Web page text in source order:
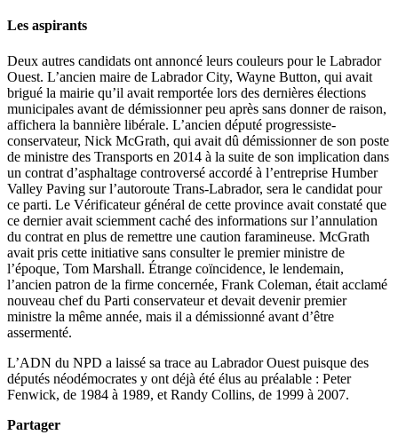
Les aspirants
Deux autres candidats ont annoncé leurs couleurs pour le Labrador
Ouest. L’ancien maire de Labrador City, Wayne Button, qui avait
brigué la mairie qu’il avait remportée lors des dernières élections
municipales avant de démissionner peu après sans donner de raison,
affichera la bannière libérale. L’ancien député progressiste-
conservateur, Nick McGrath, qui avait dû démissionner de son poste
de ministre des Transports en 2014 à la suite de son implication dans
un contrat d’asphaltage controversé accordé à l’entreprise Humber
Valley Paving sur l’autoroute Trans-Labrador, sera le candidat pour
ce parti. Le Vérificateur général de cette province avait constaté que
ce dernier avait sciemment caché des informations sur l’annulation
du contrat en plus de remettre une caution faramineuse. McGrath
avait pris cette initiative sans consulter le premier ministre de
l’époque, Tom Marshall. Étrange coïncidence, le lendemain,
l’ancien patron de la firme concernée, Frank Coleman, était acclamé
nouveau chef du Parti conservateur et devait devenir premier
ministre la même année, mais il a démissionné avant d’être
assermenté.
L’ADN du NPD a laissé sa trace au Labrador Ouest puisque des
députés néodémocrates y ont déjà été élus au préalable : Peter
Fenwick, de 1984 à 1989, et Randy Collins, de 1999 à 2007.
Partager